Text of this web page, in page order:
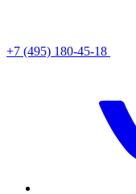
+7 (495) 180-45-18